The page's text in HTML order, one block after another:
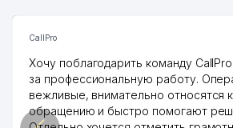
40
41 IXLAS-TNA MChJ
42
CLASSIC-STOMA SERVICE
KORXONASI
CallPro
Хочу поблагодарить команду
за профессиональную работу.
вежливые, внимательно относятся
обращению и быстро помогают